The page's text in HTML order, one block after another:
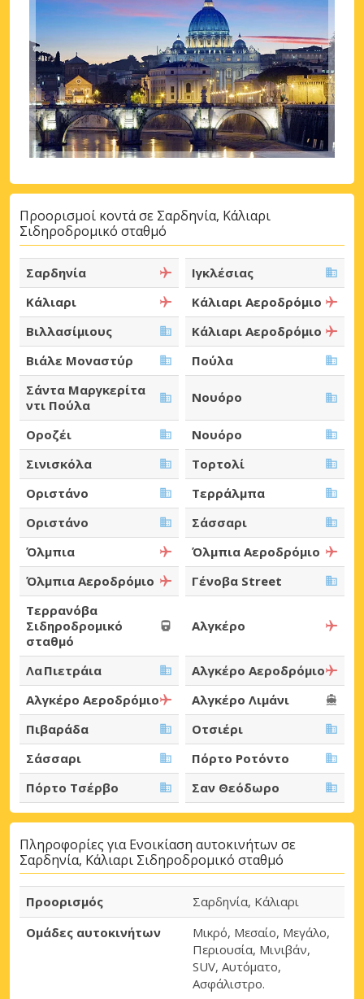
Προορισμοί κοντά σε Σαρδηνία, Κάλιαρι
Σιδηροδρομικό σταθμό
Σαρδηνία
Ιγκλέσιας
Κάλιαρι
Κάλιαρι Αεροδρόμιο
Βιλλασίμιους
Κάλιαρι Αεροδρόμιο
Βιάλε Μοναστύρ
Πούλα
Σάντα Μαργκερίτα
ντι Πούλα
Νουόρο
Οροζέι
Νουόρο
Σινισκόλα
Τορτολί
Οριστάνο
Τερράλμπα
Οριστάνο
Σάσσαρι
Όλμπια
Όλμπια Αεροδρόμιο
Όλμπια Αεροδρόμιο
Γένοβα Street
Τερρανόβα
Σιδηροδρομικό
σταθμό
Αλγκέρο
Λα Πιετράια
Αλγκέρο Αεροδρόμιο
Αλγκέρο Αεροδρόμιο
Αλγκέρο Λιμάνι
Πιβαράδα
Οτσιέρι
Σάσσαρι
Πόρτο Ροτόντο
Πόρτο Τσέρβο
Σαν Θεόδωρο
Πληροφορίες για Ενοικίαση αυτοκινήτων σε
Σαρδηνία, Κάλιαρι Σιδηροδρομικό σταθμό
Προορισμός
Σαρδηνία, Κάλιαρι
Ομάδες αυτοκινήτων
Μικρό, Μεσαίο, Μεγάλο,
Περιουσία, Μινιβάν,
SUV, Αυτόματο,
Ασφάλιστρο.